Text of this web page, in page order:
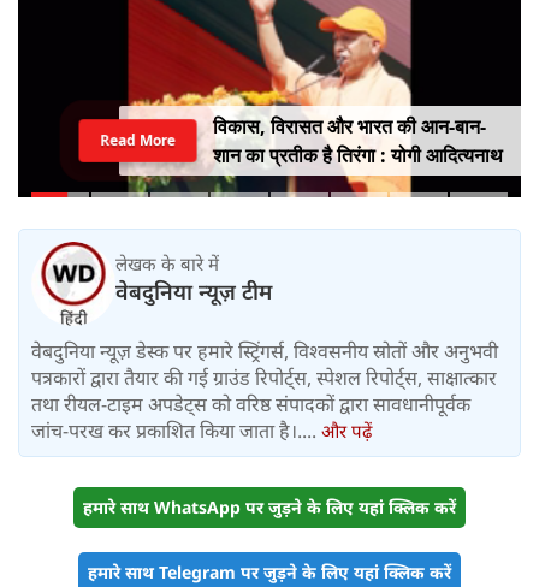
विकास, विरासत और भारत की आन-बान-
शान का प्रतीक है तिरंगा : योगी आदित्यनाथ
Read More
लेखक के बारे में
वेबदुनिया न्यूज़ टीम
वेबदुनिया न्यूज़ डेस्क पर हमारे स्ट्रिंगर्स, विश्वसनीय स्रोतों और अनुभवी
पत्रकारों द्वारा तैयार की गई ग्राउंड रिपोर्ट्स, स्पेशल रिपोर्ट्स, साक्षात्कार
तथा रीयल-टाइम अपडेट्स को वरिष्ठ संपादकों द्वारा सावधानीपूर्वक
जांच-परख कर प्रकाशित किया जाता है।.... और पढ़ें
हमारे साथ WhatsApp पर जुड़ने के लिए यहां क्लिक करें
हमारे साथ Telegram पर जुड़ने के लिए यहां क्लिक करें